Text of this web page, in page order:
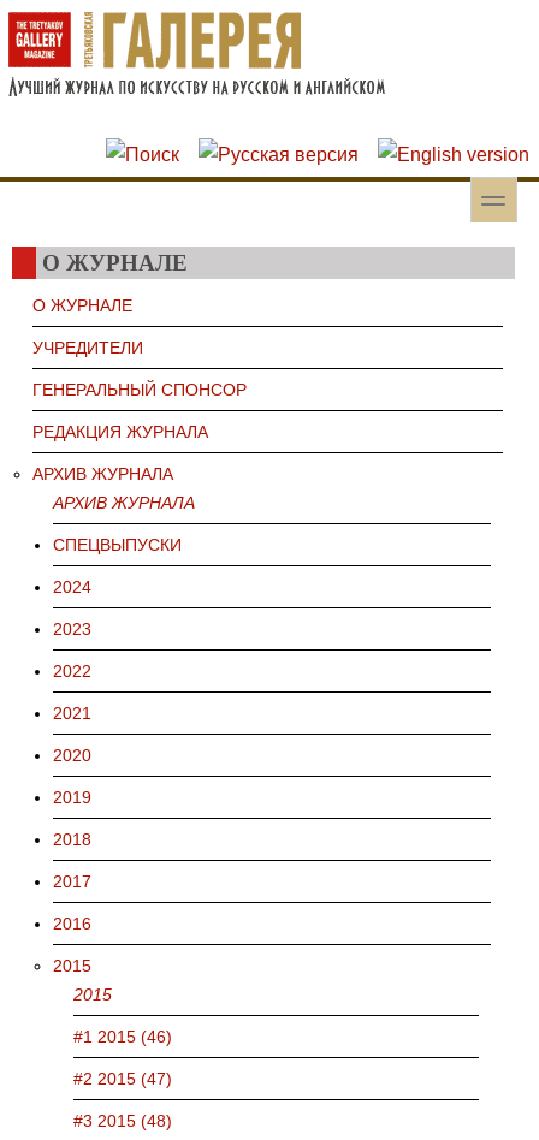
Перейти к основному содержанию
Skip to search
toggle
О ЖУРНАЛЕ
О ЖУРНАЛЕ
УЧРЕДИТЕЛИ
ГЕНЕРАЛЬНЫЙ СПОНСОР
РЕДАКЦИЯ ЖУРНАЛА
АРХИВ ЖУРНАЛА
АРХИВ ЖУРНАЛА
СПЕЦВЫПУСКИ
2024
2023
2022
2021
2020
2019
2018
2017
2016
2015
2015
#1 2015 (46)
#2 2015 (47)
#3 2015 (48)